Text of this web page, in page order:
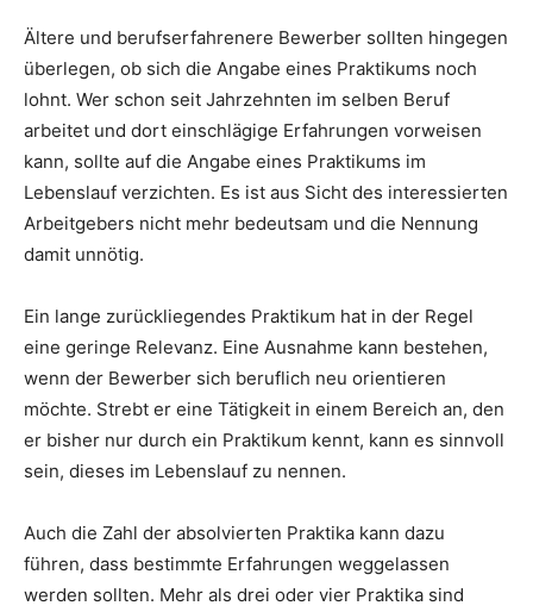
Ältere und berufserfahrenere Bewerber sollten hingegen
überlegen, ob sich die Angabe eines Praktikums noch
lohnt. Wer schon seit Jahrzehnten im selben Beruf
arbeitet und dort einschlägige Erfahrungen vorweisen
kann, sollte auf die Angabe eines Praktikums im
Lebenslauf verzichten. Es ist aus Sicht des interessierten
Arbeitgebers nicht mehr bedeutsam und die Nennung
damit unnötig.
Ein lange zurückliegendes Praktikum hat in der Regel
eine geringe Relevanz. Eine Ausnahme kann bestehen,
wenn der Bewerber sich beruflich neu orientieren
möchte. Strebt er eine Tätigkeit in einem Bereich an, den
er bisher nur durch ein Praktikum kennt, kann es sinnvoll
sein, dieses im Lebenslauf zu nennen.
Auch die Zahl der absolvierten Praktika kann dazu
führen, dass bestimmte Erfahrungen weggelassen
werden sollten. Mehr als drei oder vier Praktika sind